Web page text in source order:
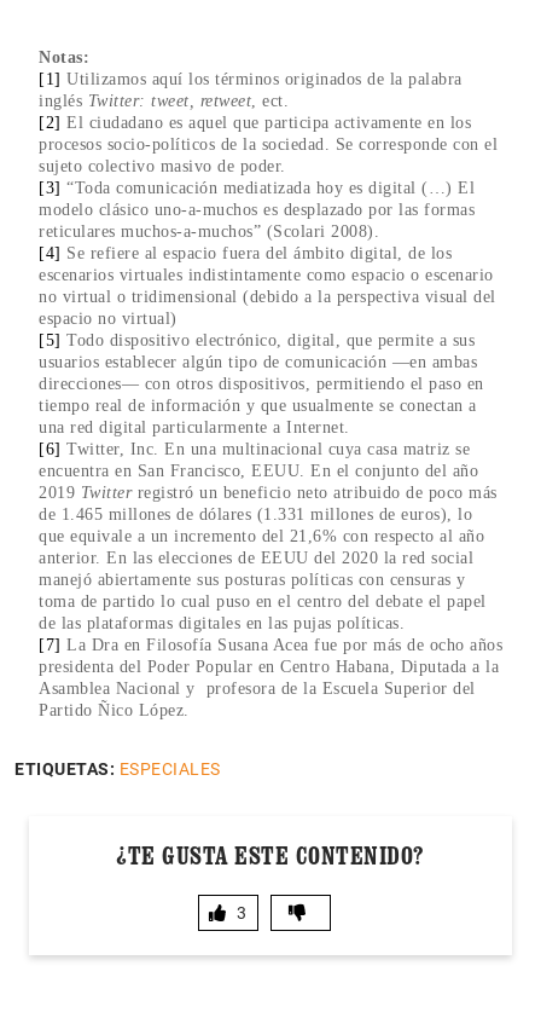
Notas:
[1] Utilizamos aquí los términos originados de la palabra
inglés Twitter: tweet, retweet , ect.
[2] El ciudadano es aquel que participa activamente en los
procesos socio-políticos de la sociedad. Se corresponde con el
sujeto colectivo masivo de poder.
[3] “Toda comunicación mediatizada hoy es digital (…) El
modelo clásico uno-a-muchos es desplazado por las formas
reticulares muchos-a-muchos” (Scolari 2008).
[4] Se refiere al espacio fuera del ámbito digital, de los
escenarios virtuales indistintamente como espacio o escenario
no virtual o tridimensional (debido a la perspectiva visual del
espacio no virtual)
[5] Todo dispositivo electrónico, digital, que permite a sus
usuarios establecer algún tipo de comunicación —en ambas
direcciones— con otros dispositivos, permitiendo el paso en
tiempo real de información y que usualmente se conectan a
una red digital particularmente a Internet.
[6] Twitter, Inc. En una multinacional cuya casa matriz se
encuentra en San Francisco, EEUU. En el conjunto del año
2019 Twitterregistró un beneficio neto atribuido de poco más
de 1.465 millones de dólares (1.331 millones de euros), lo
que equivale a un incremento del 21,6% con respecto al año
anterior. En las elecciones de EEUU del 2020 la red social
manejó abiertamente sus posturas políticas con censuras y
toma de partido lo cual puso en el centro del debate el papel
de las plataformas digitales en las pujas políticas.
[7] La Dra en Filosofía Susana Acea fue por más de ocho años
presidenta del Poder Popular en Centro Habana, Diputada a la
Asamblea Nacional y profesora de la Escuela Superior del
Partido Ñico López.
ETIQUETAS: ESPECIALES
¿TE GUSTA ESTE CONTENIDO?
3